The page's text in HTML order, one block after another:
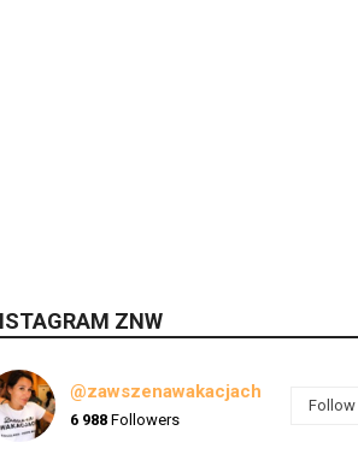
ZNW
@zawszenawakacjach
6 988 Followers
Follow